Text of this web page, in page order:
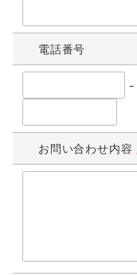
電話番号
-
お問い合わせ内容